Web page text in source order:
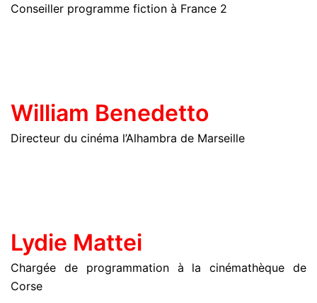
Conseiller programme fiction à France 2
William Benedetto
Directeur du cinéma l’Alhambra de Marseille
Lydie Mattei
Chargée de programmation à la cinémathèque de
Corse